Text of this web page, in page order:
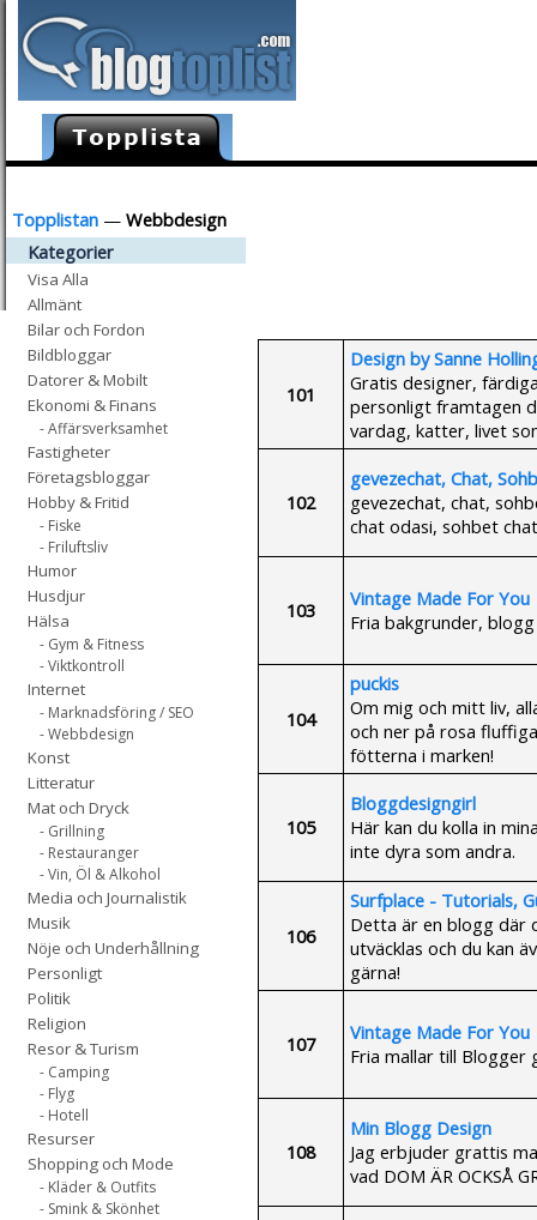
Topplistan — Webbdesign
Kategorier
Visa Alla
Allmänt
Bilar och Fordon
Bildbloggar
Datorer & Mobilt
Ekonomi & Finans
- Affärsverksamhet
Fastigheter
Företagsbloggar
Hobby & Fritid
- Fiske
- Friluftsliv
Humor
Husdjur
Hälsa
- Gym & Fitness
- Viktkontroll
Internet
- Marknadsföring / SEO
- Webbdesign
Konst
Litteratur
Mat och Dryck
- Grillning
- Restauranger
- Vin, Öl & Alkohol
Media och Journalistik
Musik
Nöje och Underhållning
Personligt
Politik
Religion
Resor & Turism
- Camping
- Flyg
- Hotell
Resurser
Shopping och Mode
- Kläder & Outfits
- Smink & Skönhet
101
Design by Sanne
Gratis designer,
personligt framtagen
vardag, katter, livet
102
gevezechat, Chat,
gevezechat, chat,
chat odasi, sohbet
103
Vintage Made For You
Fria bakgrunder,
104
puckis
Om mig och mitt liv,
och ner på rosa
fötterna i marken!
105
Bloggdesigngirl
Här kan du kolla in
inte dyra som andra.
106
Surfplace - Tutorials,
Detta är en blogg där
utväcklas och du kan
gärna!
107
Vintage Made For You
Fria mallar till Blogger
108
Min Blogg Design
Jag erbjuder grattis
vad DOM ÄR OCKSÅ